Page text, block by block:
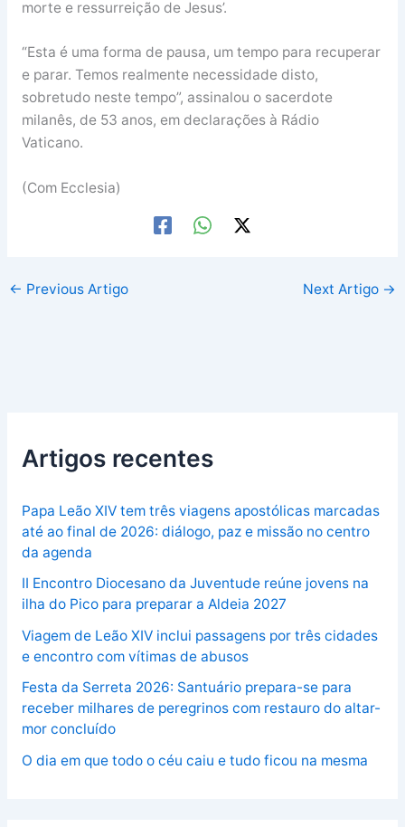
morte e ressurreição de Jesus’.
“Esta é uma forma de pausa, um tempo para recuperar
e parar. Temos realmente necessidade disto,
sobretudo neste tempo”, assinalou o sacerdote
milanês, de 53 anos, em declarações à Rádio
Vaticano.
(Com Ecclesia)
← Previous Artigo Next Artigo →
Artigos recentes
Papa Leão XIV tem três viagens apostólicas marcadas
até ao final de 2026: diálogo, paz e missão no centro
da agenda
II Encontro Diocesano da Juventude reúne jovens na
ilha do Pico para preparar a Aldeia 2027
Viagem de Leão XIV inclui passagens por três cidades
e encontro com vítimas de abusos
Festa da Serreta 2026: Santuário prepara-se para
receber milhares de peregrinos com restauro do altar-
mor concluído
O dia em que todo o céu caiu e tudo ficou na mesma